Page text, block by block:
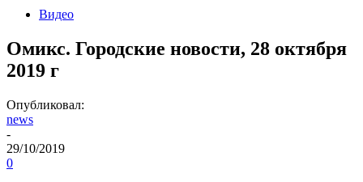
Видео
Омикс. Городские новости, 28 октября
2019 г
Опубликовал:
news
-
29/10/2019
0